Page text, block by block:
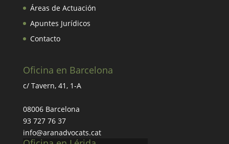
Áreas de Actuación
Apuntes Jurídicos
Contacto
Oficina en Barcelona
c/ Tavern, 41, 1-A
08006 Barcelona
93 727 76 37
info@aranadvocats.cat